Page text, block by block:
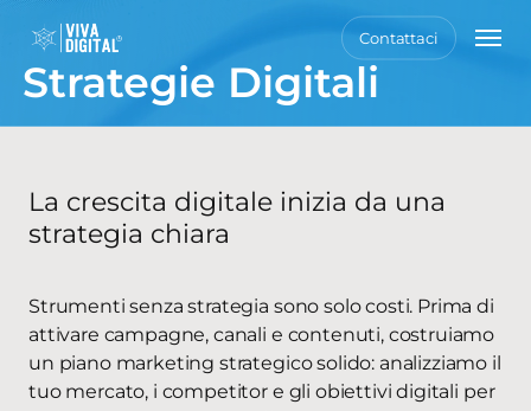
main
content
Contattaci
Strategie Digitali
La crescita digitale inizia da una
strategia chiara
Strumenti senza strategia sono solo costi. Prima di
attivare campagne, canali e contenuti, costruiamo
un piano marketing strategico solido: analizziamo il
tuo mercato, i competitor e gli obiettivi digitali per